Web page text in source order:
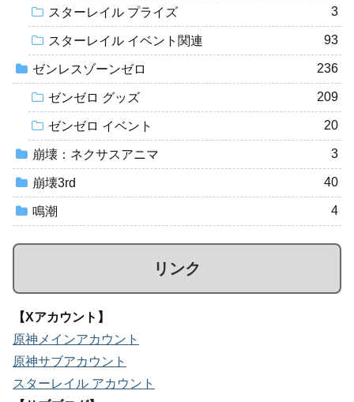
スターレイル プライズ 3
スターレイル イベント関連 93
ゼンレスゾーンゼロ 236
ゼンゼロ グッズ 209
ゼンゼロ イベント 20
崩壊：ネクサスアニマ 3
崩壊3rd 40
鳴潮 4
リンク
【Xアカウント】
原神メインアカウント
原神サブアカウント
スターレイル アカウント